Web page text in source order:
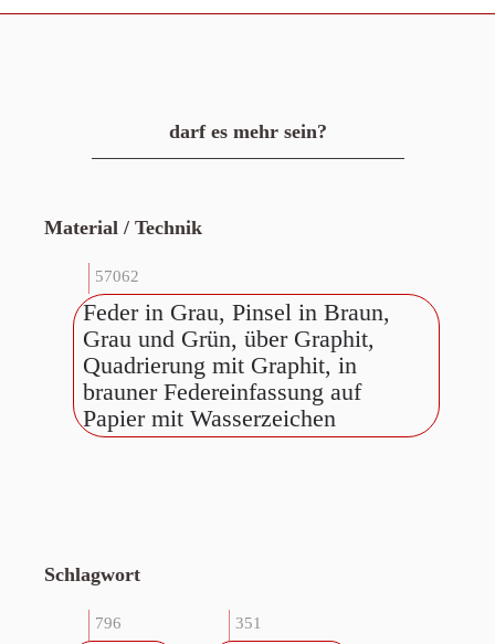
darf es mehr sein?
Material / Technik
57062
Feder in Grau, Pinsel in Braun,
Grau und Grün, über Graphit,
Quadrierung mit Graphit, in
brauner Federeinfassung auf
Papier mit Wasserzeichen
Schlagwort
796 351